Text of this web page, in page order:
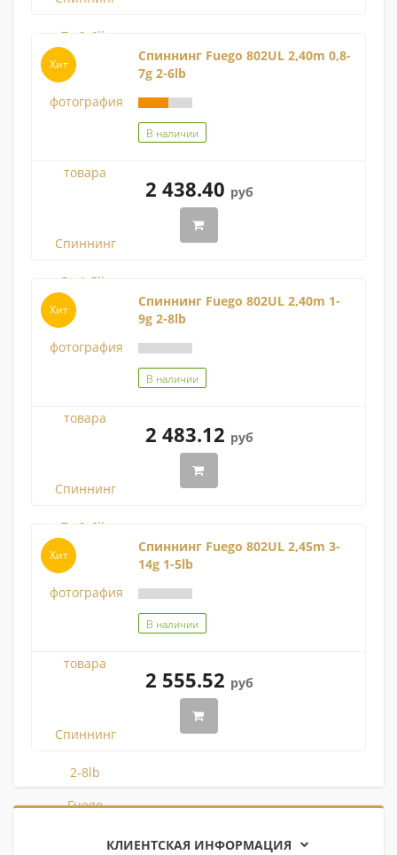
Хит
Спиннинг Fuego 802UL 2,40m 0,8-
7g 2-6lb
В наличии
2 438.40 руб
Хит
Спиннинг Fuego 802UL 2,40m 1-
9g 2-8lb
В наличии
2 483.12 руб
Хит
Спиннинг Fuego 802UL 2,45m 3-
14g 1-5lb
В наличии
2 555.52 руб
КЛИЕНТСКАЯ ИНФОРМАЦИЯ